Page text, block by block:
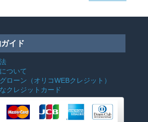
イド
ついて
ローン （オリコWEBクレジット）
クレジットカード